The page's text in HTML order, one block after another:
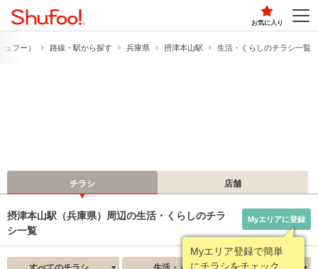
お気に入り
フー） 路線・駅から探す 兵庫県 摂津本山駅 生活・くらしのチラシ一覧
チラシ 店舗
摂津本山駅（兵庫県）周辺の生活・くらしのチラ
シ一覧
Myエリア登録で簡単
にチラシをチェック
Myエリアに登録